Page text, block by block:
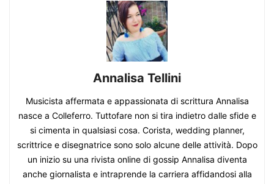
Annalisa Tellini
Musicista affermata e appassionata di scrittura Annalisa
nasce a Colleferro. Tuttofare non si tira indietro dalle sfide e
si cimenta in qualsiasi cosa. Corista, wedding planner,
scrittrice e disegnatrice sono solo alcune delle attività. Dopo
un inizio su una rivista online di gossip Annalisa diventa
anche giornalista e intraprende la carriera affidandosi alla